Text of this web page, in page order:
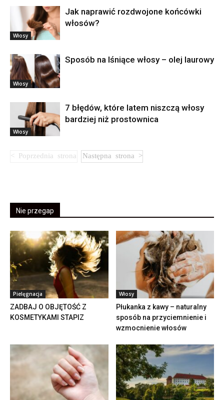
Włosy
Jak naprawić rozdwojone końcówki
włosów?
Włosy
Sposób na lśniące włosy – olej laurowy
Włosy
7 błędów, które latem niszczą włosy
bardziej niż prostownica
Nie przegap
Pielęgnacja
ZADBAJ O OBJĘTOŚĆ Z
KOSMETYKAMI STAPIZ
Włosy
Płukanka z kawy – naturalny
sposób na przyciemnienie i
wzmocnienie włosów